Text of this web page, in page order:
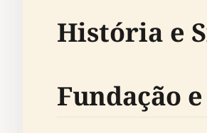
História e
Fundação